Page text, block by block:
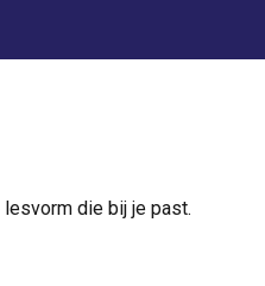
die bij je past.